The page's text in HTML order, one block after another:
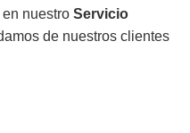
nuestro Servicio
de nuestros clientes